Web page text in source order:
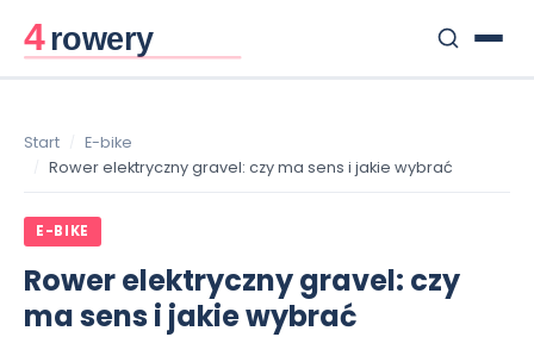
Start
E-bike
Rower elektryczny gravel: czy ma sens i jakie wybrać
E-BIKE
Rower elektryczny gravel: czy
ma sens i jakie wybrać